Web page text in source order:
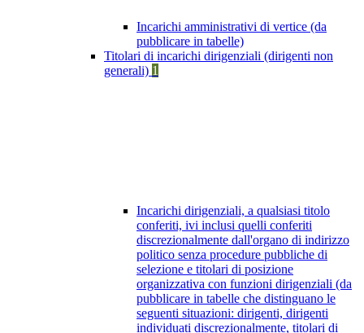
Incarichi amministrativi di vertice (da
pubblicare in tabelle)
Titolari di incarichi dirigenziali (dirigenti non
generali) 1
Incarichi dirigenziali, a qualsiasi titolo
conferiti, ivi inclusi quelli conferiti
discrezionalmente dall'organo di indirizzo
politico senza procedure pubbliche di
selezione e titolari di posizione
organizzativa con funzioni dirigenziali (da
pubblicare in tabelle che distinguano le
seguenti situazioni: dirigenti, dirigenti
individuati discrezionalmente, titolari di